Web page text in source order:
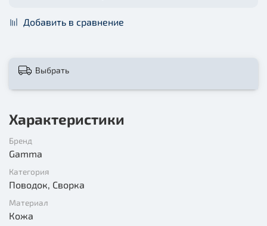
Добавить в сравнение
Выбрать
Характеристики
Бренд
Gamma
Категория
Поводок, Сворка
Материал
Кожа